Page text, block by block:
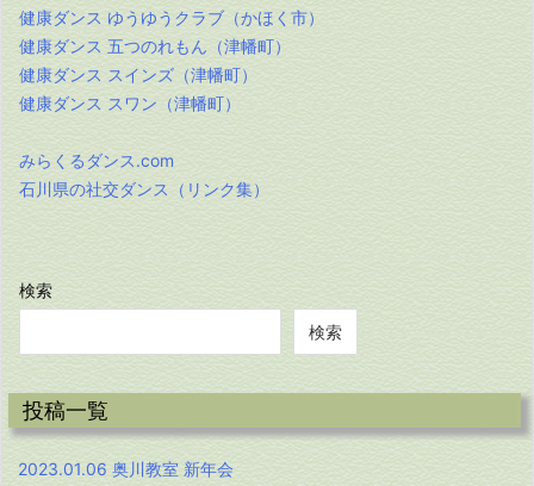
健康ダンス ゆうゆうクラブ（かほく市）
健康ダンス 五つのれもん（津幡町）
健康ダンス スインズ（津幡町）
健康ダンス スワン（津幡町）
みらくるダンス.com
石川県の社交ダンス（リンク集）
検索
検索
投稿一覧
2023.01.06 奥川教室 新年会